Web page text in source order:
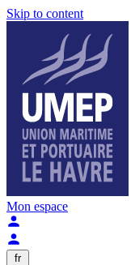
Skip to content
Mon espace
fr